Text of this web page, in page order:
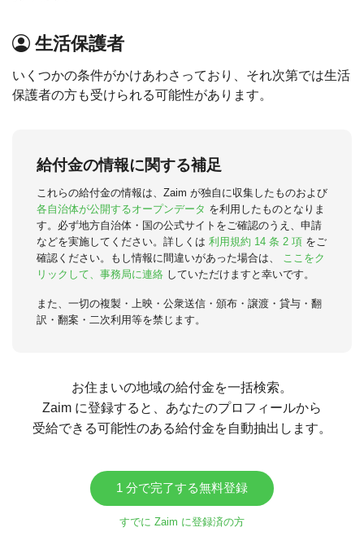
生活保護者
いくつかの条件がかけあわさっており、それ次第では生活
保護者の方も受けられる可能性があります。
給付金の情報に関する補足
これらの給付金の情報は、Zaim が独自に収集したものおよび
各自治体が公開するオープンデータ を利用したものとなりま
す。必ず地方自治体・国の公式サイトをご確認のうえ、申請
などを実施してください。詳しくは 利用規約 14 条 2 項 をご
確認ください。もし情報に間違いがあった場合は、
ここをク
リックして、事務局に連絡 していただけますと幸いです。
また、一切の複製・上映・公衆送信・頒布・譲渡・貸与・翻
訳・翻案・二次利用等を禁じます。
お住まいの地域の給付金を一括検索。
Zaim に登録すると、あなたのプロフィールから
受給できる可能性のある給付金を自動抽出します。
1 分で完了する無料登録
すでに Zaim に登録済の方